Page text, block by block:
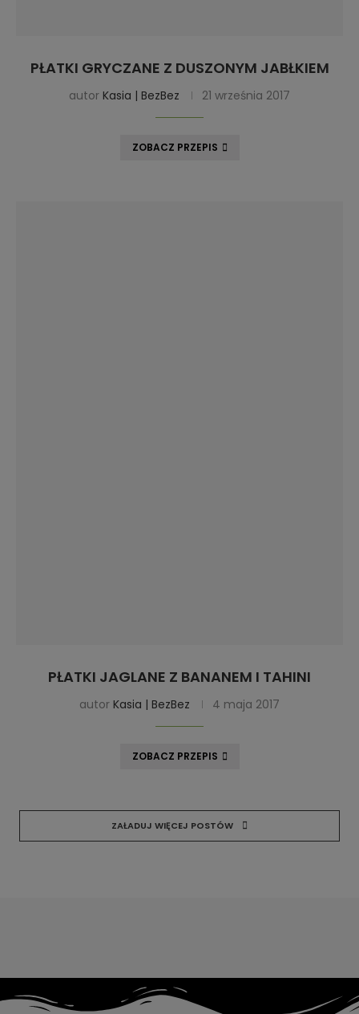
PŁATKI GRYCZANE Z DUSZONYM JABŁKIEM
autor Kasia | BezBez 21 września 2017
ZOBACZ PRZEPIS
PŁATKI JAGLANE Z BANANEM I TAHINI
autor Kasia | BezBez 4 maja 2017
ZOBACZ PRZEPIS
ZAŁADUJ WIĘCEJ POSTÓW